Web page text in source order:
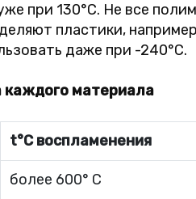
при 130°C. Не все
пластики,
даже при -240°C.
каждого материала
t°C воспламенения
более 600° C